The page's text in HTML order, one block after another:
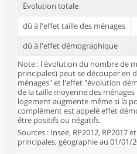
Évolution totale
dû à l'effet taille des ménages
dû à l'effet démographique
Note : l'évolution du nombre de
principales) peut se découper en
ménages" et l'effet "évolution
de la taille moyenne des
logement augmente même si la
complément est appelé effet
être positifs ou négatifs.
Sources : Insee, RP2012, RP2017
principales, géographie au 01/01/